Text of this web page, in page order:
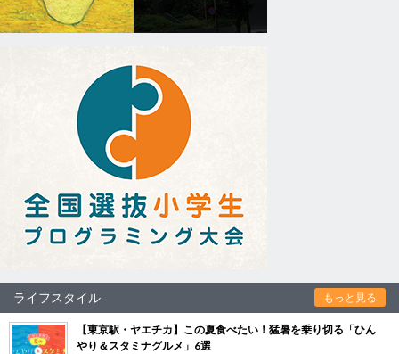
ライフスタイル もっと見る
【東京駅・ヤエチカ】この夏食べたい！猛暑を乗り切る「ひん
やり＆スタミナグルメ」6選